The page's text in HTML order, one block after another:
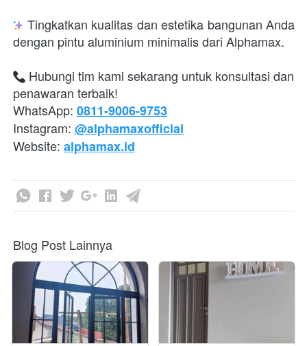
Tingkatkan kualitas dan estetika bangunan Anda
dengan pintu aluminium minimalis dari Alphamax.
Hubungi tim kami sekarang untuk konsultasi dan
penawaran terbaik!
WhatsApp: 0811-9006-9753
Instagram: @alphamaxofficial
Website: alphamax.id
Blog Post Lainnya